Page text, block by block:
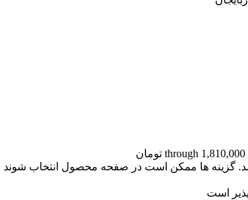
گزینه ها ممکن است در صفحه محصول انتخاب شوند
است